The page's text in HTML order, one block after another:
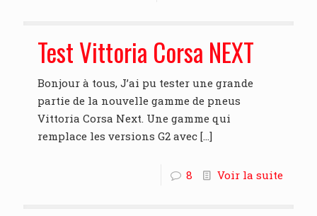
Test Vittoria Corsa NEXT
Bonjour à tous, J’ai pu tester une grande
partie de la nouvelle gamme de pneus
Vittoria Corsa Next. Une gamme qui
remplace les versions G2 avec […]
8 Voir la suite